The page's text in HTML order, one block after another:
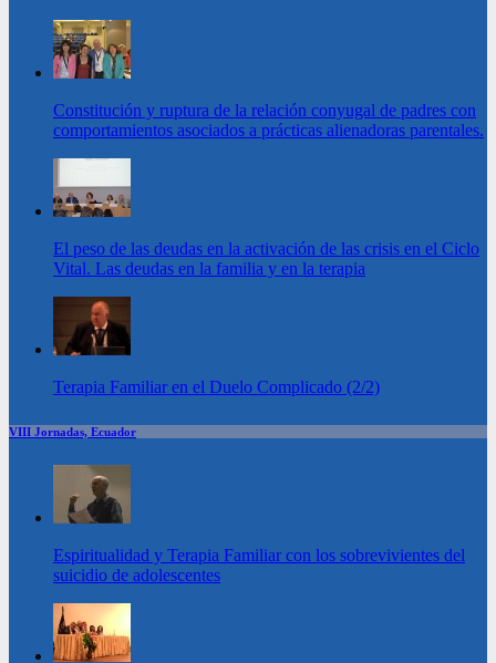
Constitución y ruptura de la relación conyugal de padres con
comportamientos asociados a prácticas alienadoras parentales.
El peso de las deudas en la activación de las crisis en el Ciclo
Vital. Las deudas en la familia y en la terapia
Terapia Familiar en el Duelo Complicado (2/2)
VIII Jornadas, Ecuador
Espiritualidad y Terapia Familiar con los sobrevivientes del
suicidio de adolescentes